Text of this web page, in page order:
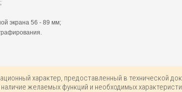
экрана 56 - 89 мм;
характер, предоставленный в технической
желаемых функций и необходимых